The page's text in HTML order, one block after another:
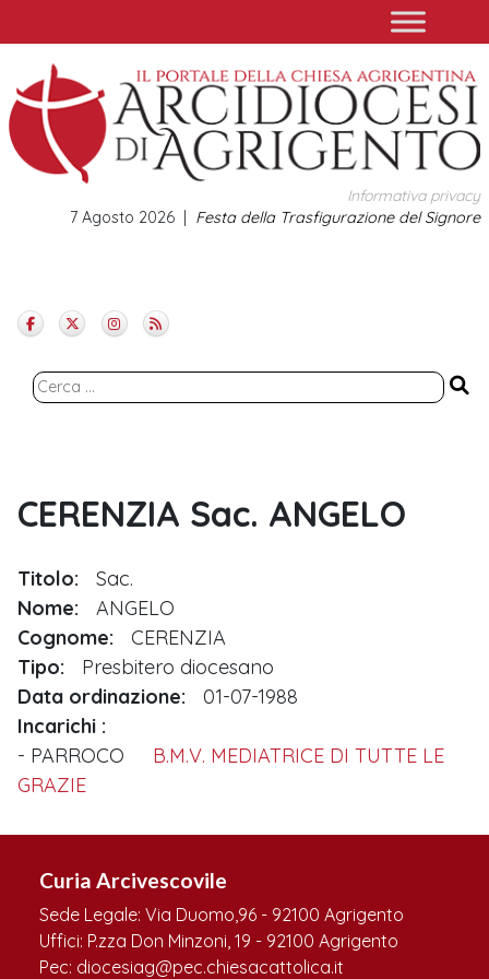
to
content
Informativa privacy
Festa della Trasfigurazione del Signore
7 Agosto 2026
Ricerca
CERENZIA Sac. ANGELO
Titolo:
Sac.
Nome:
ANGELO
Cognome:
CERENZIA
Tipo:
Presbitero diocesano
Data ordinazione:
01-07-1988
Incarichi
PARROCO
B.M.V. MEDIATRICE DI TUTTE LE
GRAZIE
Curia Arcivescovile
Sede Legale: Via Duomo,96 - 92100 Agrigento
Uffici: P.zza Don Minzoni, 19 - 92100 Agrigento
Pec: diocesiag@pec.chiesacattolica.it